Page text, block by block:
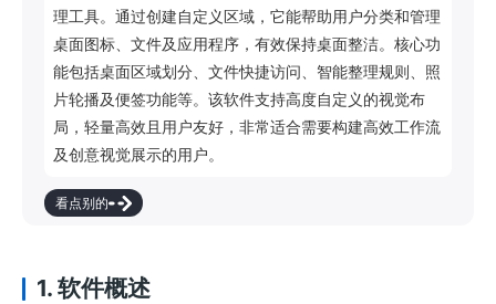
理工具。通过创建自定义区域，它能帮助用户分类和管理
桌面图标、文件及应用程序，有效保持桌面整洁。核心功
能包括桌面区域划分、文件快捷访问、智能整理规则、照
片轮播及便签功能等。该软件支持高度自定义的视觉布
局，轻量高效且用户友好，非常适合需要构建高效工作流
及创意视觉展示的用户。
看点别的
1. 软件概述